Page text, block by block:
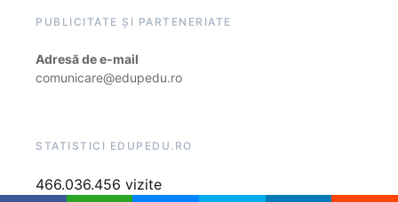
PUBLICITATE ȘI PARTENERIATE
Adresă de e-mail
comunicare@edupedu.ro
STATISTICI EDUPEDU.RO
466.036.456 vizite